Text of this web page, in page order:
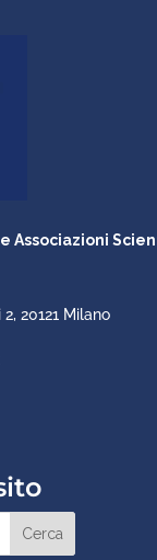
Associazioni
20121 Milano